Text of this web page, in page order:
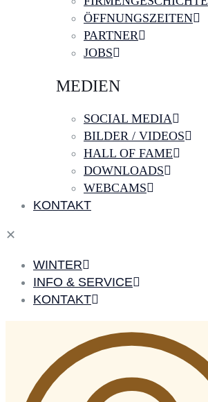
ÖFFNUNGSZEITEN
PARTNER
JOBS
MEDIEN
SOCIAL MEDIA
BILDER / VIDEOS
HALL OF FAME
DOWNLOADS
WEBCAMS
KONTAKT
✕
WINTER
INFO & SERVICE
KONTAKT